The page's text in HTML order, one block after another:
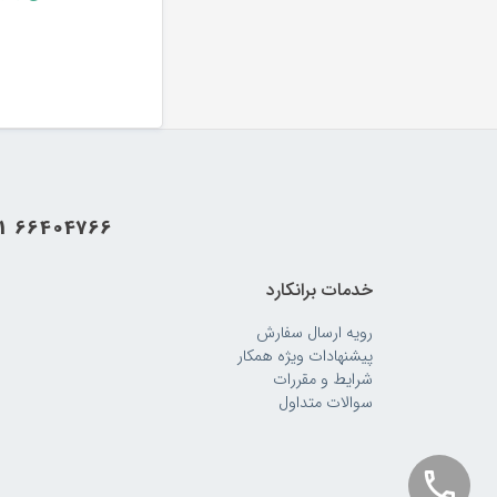
واکر های
برخی از واکر
66404766
خدمات برانکارد
رویه‌ ارسال سفارش
پیشنهادات ویژه همکار
شرایط و مقررات
سوالات متداول